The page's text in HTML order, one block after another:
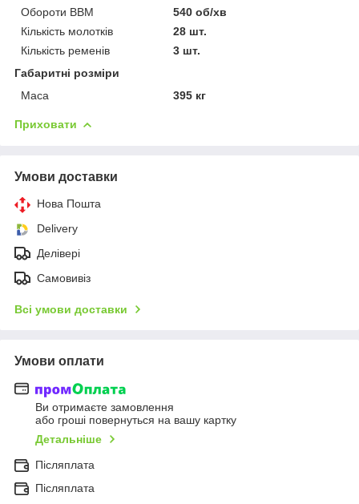
Обороти ВВМ
540 об/хв
Кількість молотків
28 шт.
Кількість ременів
3 шт.
Габаритні розміри
Маса
395 кг
Приховати
Умови доставки
Нова Пошта
Delivery
Делівері
Самовивіз
Всі умови доставки
Умови оплати
Ви отримаєте замовлення
або гроші повернуться на вашу картку
Детальніше
Післяплата
Післяплата